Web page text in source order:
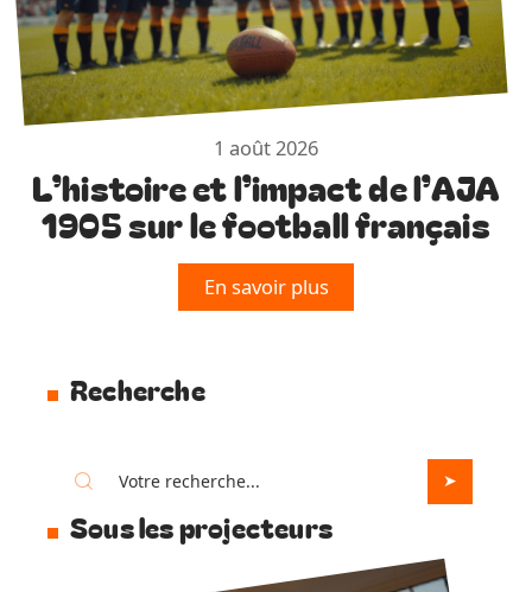
1 août 2026
L’histoire et l’impact de l’AJA
1905 sur le football français
En savoir plus
Recherche
Sous les projecteurs